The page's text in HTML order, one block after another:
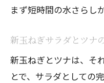
まず短時間の水さらし
新玉ねぎサラダとツナ
新玉ねぎとツナは、そ
とで、サラダとしての